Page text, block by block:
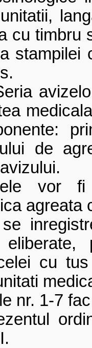
cu timbru
de
vor fi
agreata
cu tus
nr. 1-7